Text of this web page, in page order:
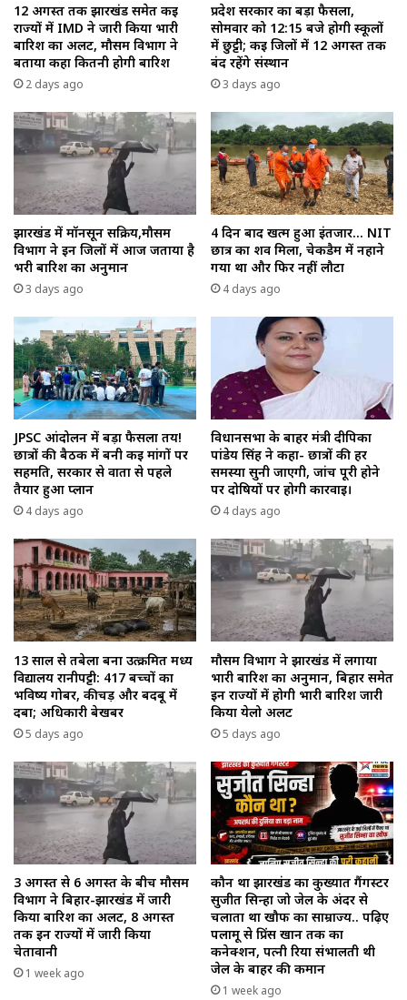
12 अगस्त तक झारखंड समेत कई
राज्यों में IMD ने जारी किया भारी
बारिश का अलर्ट, मौसम विभाग ने
बताया कहा कितनी होगी बारिश
2 days ago
प्रदेश सरकार का बड़ा फैसला,
सोमवार को 12:15 बजे होगी स्कूलों
में छुट्टी; कई जिलों में 12 अगस्त तक
बंद रहेंगे संस्थान
3 days ago
झारखंड में मॉनसून सक्रिय,मौसम
विभाग ने इन जिलों में आज जताया है
भरी बारिश का अनुमान
3 days ago
4 दिन बाद खत्म हुआ इंतजार… NIT
छात्र का शव मिला, चेकडैम में नहाने
गया था और फिर नहीं लौटा
4 days ago
JPSC आंदोलन में बड़ा फैसला तय!
छात्रों की बैठक में बनी कई मांगों पर
सहमति, सरकार से वार्ता से पहले
तैयार हुआ प्लान
4 days ago
विधानसभा के बाहर मंत्री दीपिका
पांडेय सिंह ने कहा- छात्रों की हर
समस्या सुनी जाएगी, जांच पूरी होने
पर दोषियों पर होगी कार्रवाई।
4 days ago
13 साल से तबेला बना उत्क्रमित मध्य
विद्यालय रानीपट्टी: 417 बच्चों का
भविष्य गोबर, कीचड़ और बदबू में
दबा; अधिकारी बेखबर
5 days ago
मौसम विभाग ने झारखंड में लगाया
भारी बारिश का अनुमान, बिहार समेत
इन राज्यों में होगी भारी बारिश जारी
किया येलो अलर्ट
5 days ago
3 अगस्त से 6 अगस्त के बीच मौसम
विभाग ने बिहार-झारखंड में जारी
किया बारिश का अलर्ट, 8 अगस्त
तक इन राज्यों में जारी किया
चेतावानी
1 week ago
कौन था झारखंड का कुख्यात गैंगस्टर
सुजीत सिन्हा जो जेल के अंदर से
चलाता था खौफ का साम्राज्य.. पढ़िए
पलामू से प्रिंस खान तक का
कनेक्शन, पत्नी रिया संभालती थी
जेल के बाहर की कमान
1 week ago